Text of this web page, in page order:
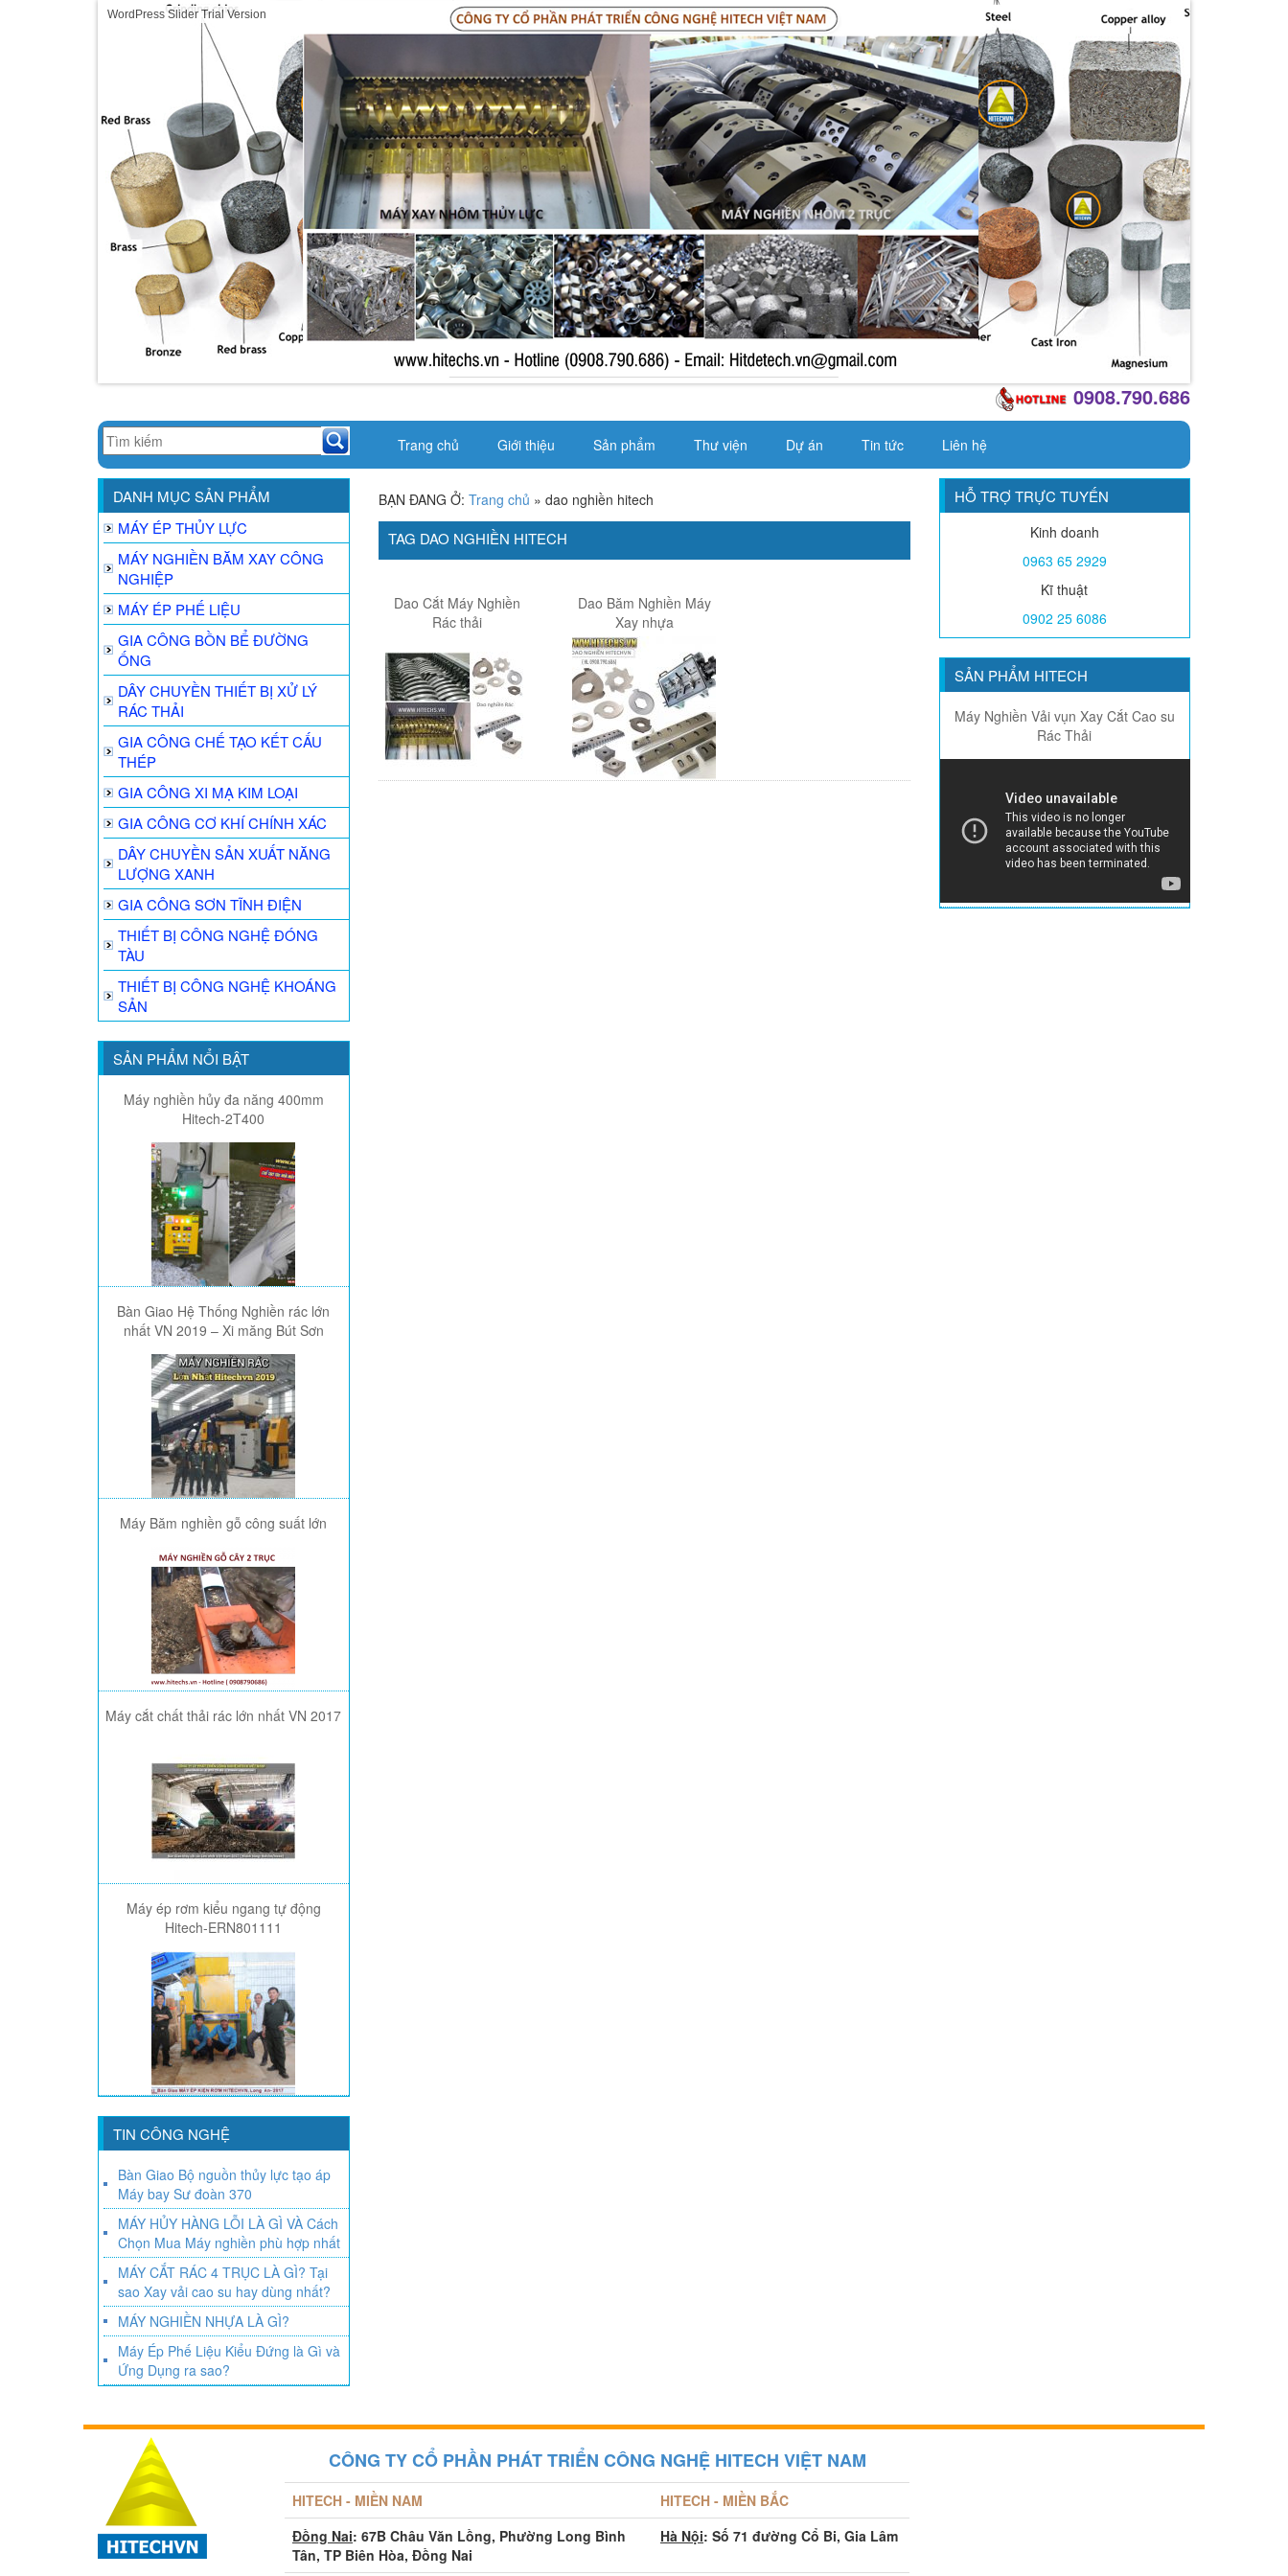
WordPress Slider Trial Version
0908.790.686
Trang chủ Giới thiệu Sản phẩm Thư viện Dự án Tin tức Liên hệ
DANH MỤC SẢN PHẨM
MÁY ÉP THỦY LỰC
MÁY NGHIỀN BĂM XAY CÔNG
NGHIỆP
MÁY ÉP PHẾ LIỆU
GIA CÔNG BỒN BỂ ĐƯỜNG
ỐNG
DÂY CHUYỀN THIẾT BỊ XỬ LÝ
RÁC THẢI
GIA CÔNG CHẾ TẠO KẾT CẤU
THÉP
GIA CÔNG XI MẠ KIM LOẠI
GIA CÔNG CƠ KHÍ CHÍNH XÁC
DÂY CHUYỀN SẢN XUẤT NĂNG
LƯỢNG XANH
GIA CÔNG SƠN TĨNH ĐIỆN
THIẾT BỊ CÔNG NGHỆ ĐÓNG
TÀU
THIẾT BỊ CÔNG NGHỆ KHOÁNG
SẢN
SẢN PHẨM NỔI BẬT
Máy nghiền hủy đa năng 400mm
Hitech-2T400
Bàn Giao Hệ Thống Nghiền rác lớn
nhất VN 2019 – Xi măng Bút Sơn
Máy Băm nghiền gỗ công suất lớn
Máy cắt chất thải rác lớn nhất VN 2017
Máy ép rơm kiểu ngang tự động
Hitech-ERN801111
TIN CÔNG NGHỆ
Bàn Giao Bộ nguồn thủy lực tạo áp
Máy bay Sư đoàn 370
MÁY HỦY HÀNG LỖI LÀ GÌ VÀ Cách
Chọn Mua Máy nghiền phù hợp nhất
MÁY CẮT RÁC 4 TRỤC LÀ GÌ? Tại
sao Xay vải cao su hay dùng nhất?
MÁY NGHIỀN NHỰA LÀ GÌ?
Máy Ép Phế Liệu Kiểu Đứng là Gì và
Ứng Dụng ra sao?
BẠN ĐANG Ở: Trang chủ » dao nghiền hitech
TAG DAO NGHIỀN HITECH
Dao Cắt Máy Nghiền
Rác thải
Dao Băm Nghiền Máy
Xay nhựa
HỖ TRỢ TRỰC TUYẾN
Kinh doanh
0963 65 2929
Kĩ thuật
0902 25 6086
SẢN PHẨM HITECH
Máy Nghiền Vải vụn Xay Cắt Cao su
Rác Thải
CÔNG TY CỔ PHẦN PHÁT TRIỂN CÔNG NGHỆ HITECH VIỆT NAM
HITECH - MIỀN NAM
HITECH - MIỀN BẮC
Đồng Nai: 67B Châu Văn Lồng, Phường Long Bình
Tân, TP Biên Hòa, Đồng Nai
Hà Nội: Số 71 đường Cổ Bi, Gia Lâm